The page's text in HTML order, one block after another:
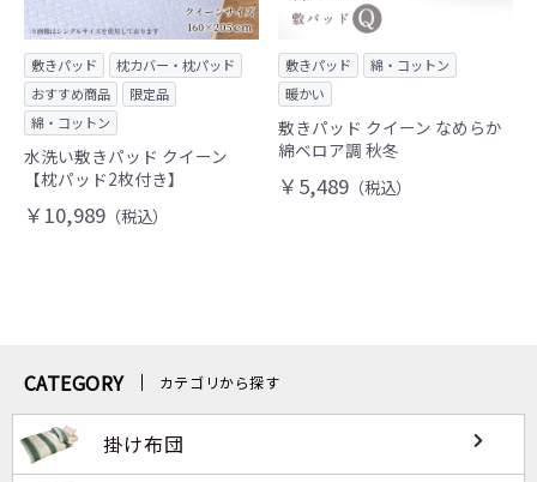
敷きパッド
枕カバー・枕パッド
おすすめ商品
限定品
綿・コットン
水洗い敷きパッド クイーン
【枕パッド2枚付き】
￥10,989 （税込）
敷きパッド
綿・コットン
暖かい
敷きパッド クイーン なめらか
綿ベロア調 秋冬
￥5,489 （税込）
CATEGORY カテゴリから探す
掛け布団